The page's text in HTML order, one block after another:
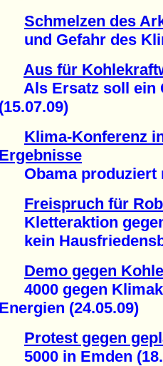
Schmelzen des
und Gefahr des
Aus für
Als Ersatz soll ein
(15.07.09)
Klima-Konferenz
Ergebnisse
Obama produziert
Freispruch für
Kletteraktion
kein
Demo gegen
4000 gegen
Energien (24.05.09)
Protest gegen
5000 in Emden